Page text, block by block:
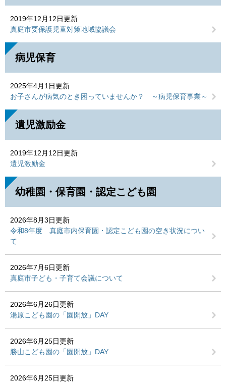
2019年12月12日更新
真庭市要保護児童対策地域協議会
病児保育
2025年4月1日更新
お子さんが病気のとき困っていませんか？ ～病児保育事業～
遺児激励金
2019年12月12日更新
遺児激励金
幼稚園・保育園・認定こども園
2026年8月3日更新
令和8年度 真庭市内保育園・認定こども園の空き状況につい
て
2026年7月6日更新
真庭市子ども・子育て会議について
2026年6月26日更新
湯原こども園の「園開放」DAY
2026年6月25日更新
勝山こども園の「園開放」DAY
2026年6月25日更新